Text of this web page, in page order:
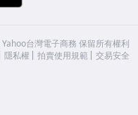
Yahoo台灣電子商務 保留所有權利
隱私權 拍賣使用規範 交易安全